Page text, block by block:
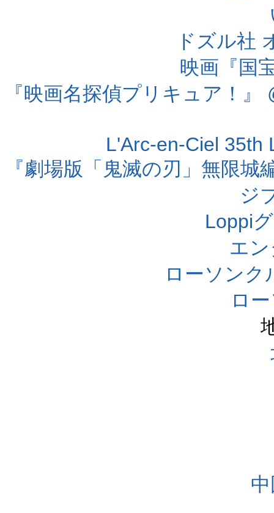
ドズル社
映画『国
『映画名探偵プリキュア！
L'Arc-en-Ciel 35th
『劇場版「鬼滅の刃」無限
ジ
Loppi
エ
ローソンク
ロ